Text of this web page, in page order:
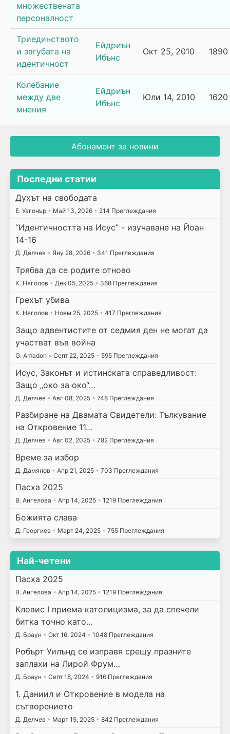
множествената
персоналност
Триединството
и загубата на
идентичност
Ейдриън
Ибънс
Окт 25, 2010 1890
Колебание
между две
мнения
Ейдриън
Ибънс
Юли 14, 2010 1620
Абонамент за новини
Последни статии
Духът на свободата
E. Уагонър • Май 13, 2026 • 214 Преглеждания
“Идентичността на Исус” - изучаване на Йоан
14-16
Д. Делчев • Яну 28, 2026 • 341 Преглеждания
Трябва да се родите отново
К. Няголов • Дек 05, 2025 • 368 Преглеждания
Грехът убива
К. Няголов • Ноем 25, 2025 • 417 Преглеждания
Защо адвентистите от седмия ден не могат да
участват във война
G. Amadon • Септ 22, 2025 • 595 Преглеждания
Исус, Законът и истинската справедливост:
Защо „око за око“…
Д. Делчев • Авг 08, 2025 • 748 Преглеждания
Разбиране на Двамата Свидетели: Тълкувание
на Откровение 11…
Д. Делчев • Авг 02, 2025 • 782 Преглеждания
Време за избор
Д. Дамянов • Апр 21, 2025 • 703 Преглеждания
Пасха 2025
В. Ангелова • Апр 14, 2025 • 1219 Преглеждания
Божията слава
Д. Георгиев • Март 24, 2025 • 755 Преглеждания
Най-четени
Пасха 2025
В. Ангелова • Апр 14, 2025 • 1219 Преглеждания
Кловис I приема католицизма, за да спечели
битка точно като…
Д. Браун • Окт 16, 2024 • 1048 Преглеждания
Робърт Уилънд се изправя срещу празните
заплахи на Лирой Фрум…
Д. Браун • Септ 18, 2024 • 916 Преглеждания
1. Даниил и Откровение в модела на
сътворението
Д. Делчев • Март 15, 2025 • 842 Преглеждания